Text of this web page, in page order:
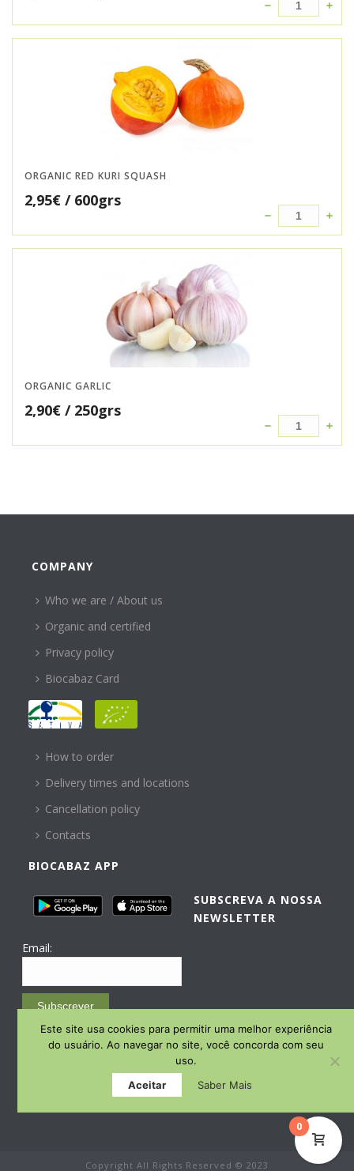
ORGANIC RED KURI SQUASH
2,95€ / 600grs
ORGANIC GARLIC
2,90€ / 250grs
COMPANY
Who we are / About us
Organic and certified
Privacy policy
Biocabaz Card
HELP
How to order
Delivery times and locations
Cancellation policy
Contacts
BIOCABAZ APP
SUBSCREVA A NOSSA
NEWSLETTER
Email:
Subscrever
Email Marketing by E-goi
Copyright All Rights Reserved © 2023
0
Este site usa cookies para permitir uma melhor experiência
do usuário. Ao navegar no site, você concorda com seu
uso.
Aceitar
Saber Mais